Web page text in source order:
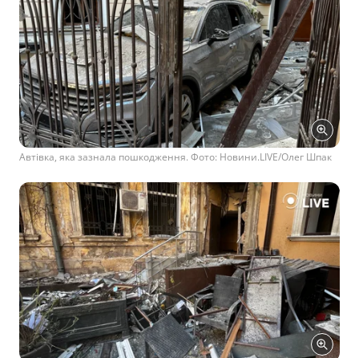
Автівка, яка зазнала пошкодження. Фото: Новини.LIVE/Олег Шпак